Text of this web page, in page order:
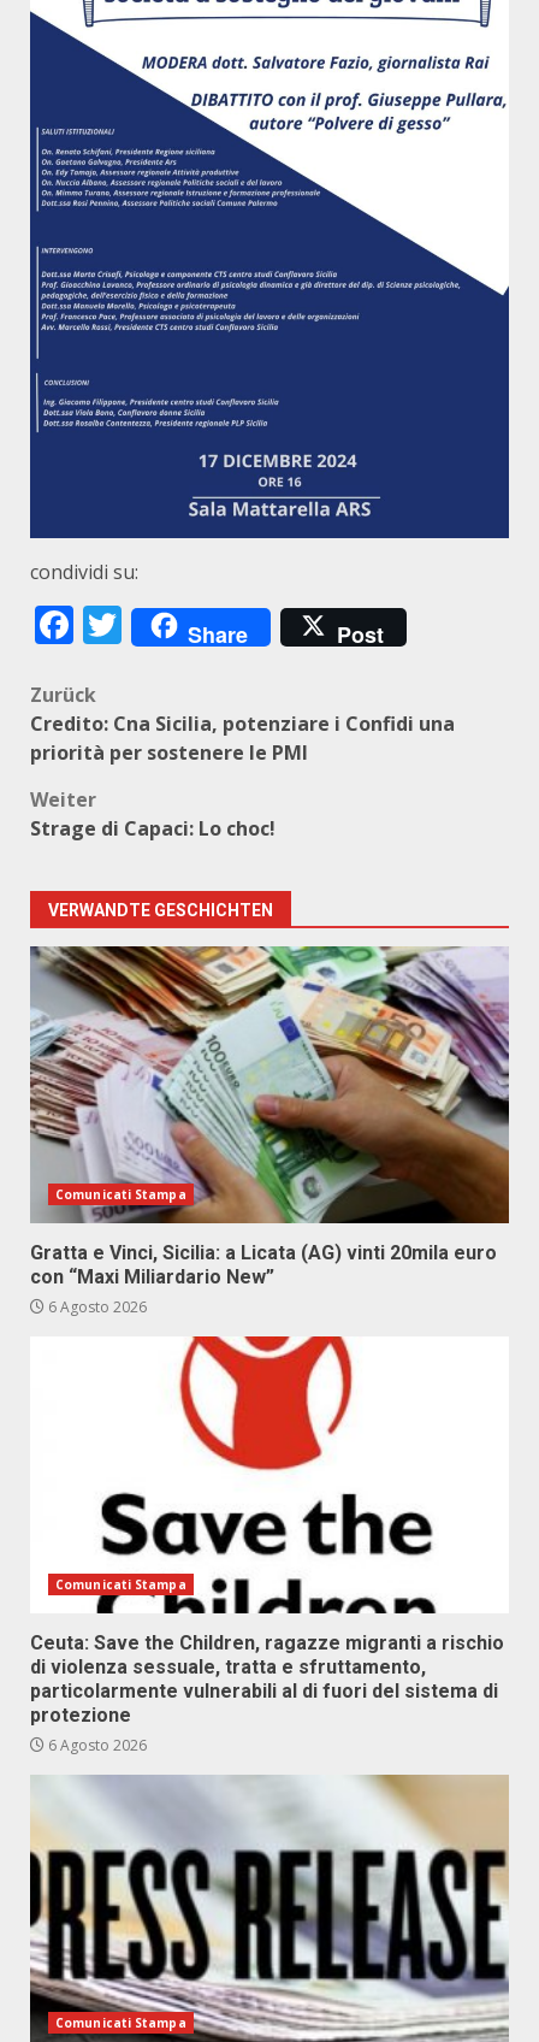
condividi su:
Facebook
Twitter
Share Post
Beitragsnavigation
Zurück
Credito: Cna Sicilia, potenziare i Confidi una
priorità per sostenere le PMI
Weiter
Strage di Capaci: Lo choc!
VERWANDTE GESCHICHTEN
Comunicati Stampa
Gratta e Vinci, Sicilia: a Licata (AG) vinti 20mila euro
con “Maxi Miliardario New”
6 Agosto 2026
Comunicati Stampa
Ceuta: Save the Children, ragazze migranti a rischio
di violenza sessuale, tratta e sfruttamento,
particolarmente vulnerabili al di fuori del sistema di
protezione
6 Agosto 2026
Comunicati Stampa